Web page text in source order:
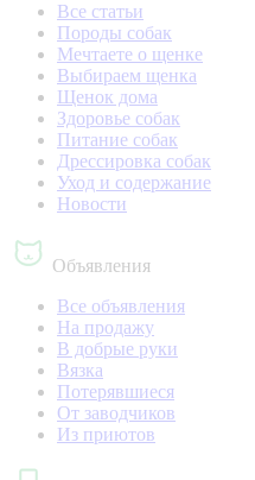
Все статьи
Породы собак
Мечтаете о щенке
Выбираем щенка
Щенок дома
Здоровье собак
Питание собак
Дрессировка собак
Уход и содержание
Новости
Объявления
Все объявления
На продажу
В добрые руки
Вязка
Потерявшиеся
От заводчиков
Из приютов